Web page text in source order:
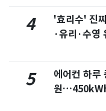
4
'효리수' 진
·유리·수영
5
에어컨 하루
원